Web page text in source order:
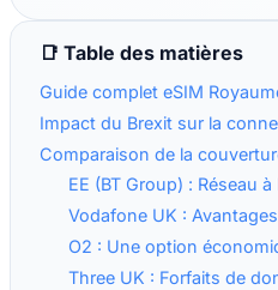
📑 Table des matières
Guide complet eSIM
Impact du Brexit sur la
Comparaison de la
EE (BT Group) : Réseau
Vodafone UK :
O2 : Une option
Three UK : Forfaits de